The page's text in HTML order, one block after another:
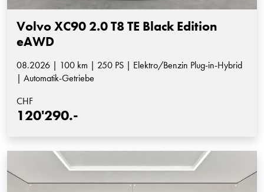
Volvo XC90 2.0 T8 TE Black Edition
eAWD
08.2026 | 100 km | 250 PS | Elektro/Benzin Plug-in-Hybrid
| Automatik-Getriebe
CHF
120'290.-